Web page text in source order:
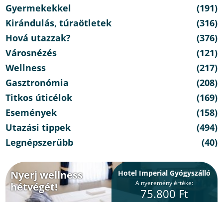
Gyermekekkel
(191)
Kirándulás, túraötletek
(316)
Hová utazzak?
(376)
Városnézés
(121)
Wellness
(217)
Gasztronómia
(208)
Titkos úticélok
(169)
Események
(158)
Utazási tippek
(494)
Legnépszerűbb
(40)
Nyerj wellness
hétvégét!
Hotel Imperial Gyógyszálló
A nyeremény értéke:
75.800 Ft